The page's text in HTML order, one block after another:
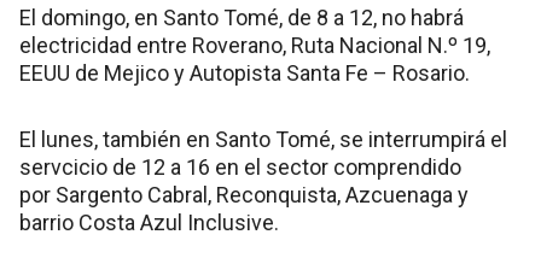
El domingo, en Santo Tomé, de 8 a 12, no habrá
electricidad entre Roverano, Ruta Nacional N.º 19,
EEUU de Mejico y Autopista Santa Fe – Rosario.
El lunes, también en Santo Tomé, se interrumpirá el
servcicio de 12 a 16 en el sector comprendido
por Sargento Cabral, Reconquista, Azcuenaga y
barrio Costa Azul Inclusive.